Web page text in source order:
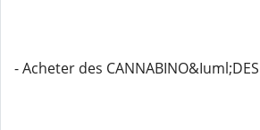
- Acheter des